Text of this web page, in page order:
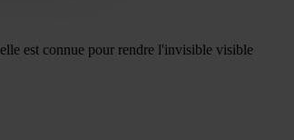
est connue pour rendre l'invisible visible